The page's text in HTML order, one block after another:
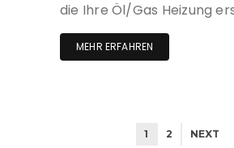
die Ihre Öl/Gas Heizung
MEHR ERFAHREN
1 2 NEXT